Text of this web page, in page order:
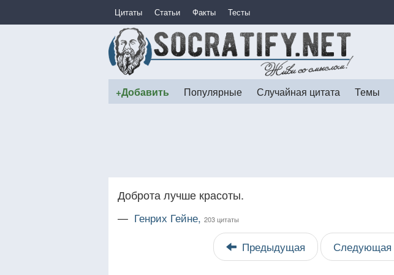
Цитаты Статьи Факты Тесты
+Добавить Популярные Случайная цитата Темы
Доброта лучше красоты.
— Генрих Гейне, 203 цитаты
Предыдущая Следующая